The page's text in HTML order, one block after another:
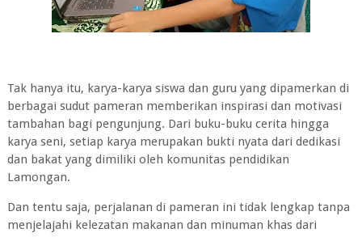
Tak hanya itu, karya-karya siswa dan guru yang dipamerkan di
berbagai sudut pameran memberikan inspirasi dan motivasi
tambahan bagi pengunjung. Dari buku-buku cerita hingga
karya seni, setiap karya merupakan bukti nyata dari dedikasi
dan bakat yang dimiliki oleh komunitas pendidikan
Lamongan.
Dan tentu saja, perjalanan di pameran ini tidak lengkap tanpa
menjelajahi kelezatan makanan dan minuman khas dari